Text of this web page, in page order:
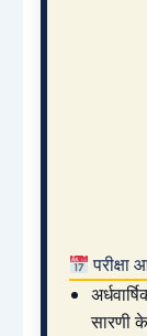
सारणी